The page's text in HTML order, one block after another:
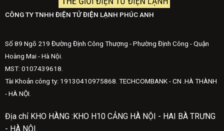
CÔNG TY TNHH ĐIỆN TỬ ĐIỆN LẠNH PHÚC ANH
Số 89 Ngõ 219 Đường Định Công Thượng - Phường Định Công - Quận
Hoàng Mai - Hà Nội.
MST: 0107439618.
Tài Khoản công ty: 19130410975868. TECHCOMBANK - CN .HÀ THÀNH
- HÀ NỘI.
Địa chỉ KHO HÀNG :KHO H10 CẢNG HÀ NỘI - HAI BÀ TRƯNG
- HÀ NỘI.